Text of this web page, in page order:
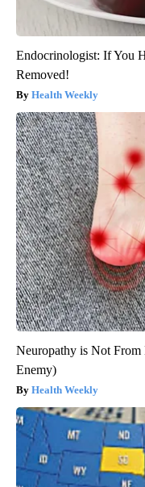
Endocrinologist: If You
Removed!
Health Weekly
Neuropathy is Not
Enemy)
Health Weekly